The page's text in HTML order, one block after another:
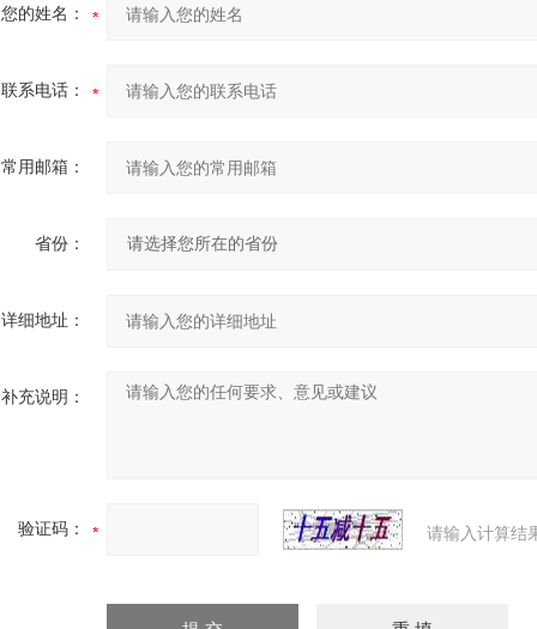
您的姓名：
联系电话：
常用邮箱：
省份：
详细地址：
补充说明：
验证码： 请输入计算结